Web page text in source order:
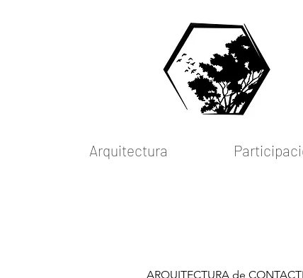
Arquitectura
ARQUITECTURA de